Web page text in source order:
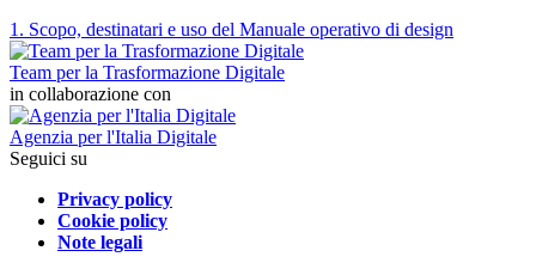
1. Scopo, destinatari e uso del Manuale operativo di design
Team per la Trasformazione Digitale
in collaborazione con
Agenzia per l'Italia Digitale
Seguici su
Privacy policy
Cookie policy
Note legali